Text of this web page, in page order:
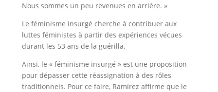
Nous sommes un peu revenues en arrière. »
Le féminisme insurgé cherche à contribuer aux
luttes féministes à partir des expériences vécues
durant les 53 ans de la guérilla.
Ainsi, le « féminisme insurgé » est une proposition
pour dépasser cette réassignation à des rôles
traditionnels. Pour ce faire, Ramírez affirme que le